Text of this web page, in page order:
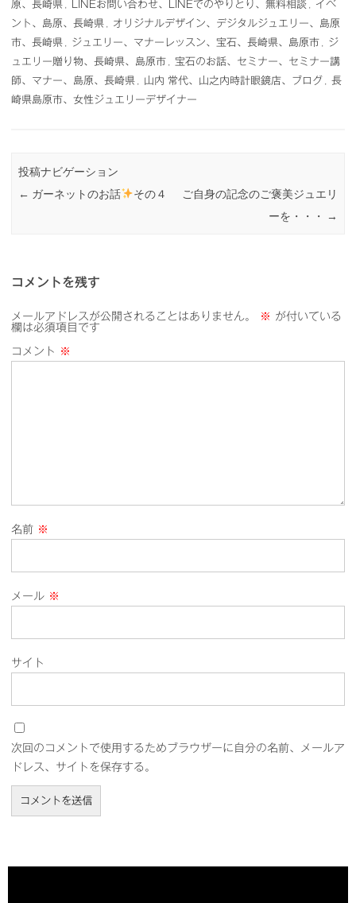
原、長崎県 LINEお問い合わせ、LINEでのやりとり、無料相談
イベ
ント、島原、長崎県
オリジナルデザイン、デジタルジュエリー、島原
市、長崎県
ジュエリー、マナーレッスン、宝石、長崎県、島原市
ジ
ュエリー贈り物、長崎県、島原市
宝石のお話、セミナー、セミナー講
師、マナー、島原、長崎県
山内 常代、山之内時計眼鏡店、ブログ
長
崎県島原市、女性ジュエリーデザイナー
投稿ナビゲーション
← ガーネットのお話 その４
ご自身の記念のご褒美ジュエリ
ーを・・・
→
コメントを残す
メールアドレスが公開されることはありません。 ※ が付いている
欄は必須項目です
コメント ※
名前 ※
メール ※
サイト
次回のコメントで使用するためブラウザーに自分の名前、メールア
ドレス、サイトを保存する。